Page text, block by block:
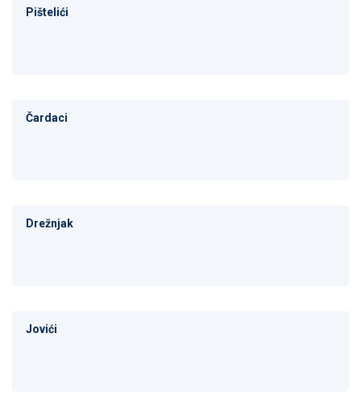
Pištelići
Čardaci
Drežnjak
Jovići